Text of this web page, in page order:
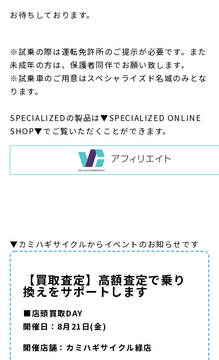
お待ちしております。
※試乗の際は運転免許所のご提示が必要です。また
未成年の方は、保護者同伴でお願い致します。
※試乗車のご用意はスペシャライズド名城のみとな
ります。
SPECIALIZEDの製品は▼SPECIALIZED ONLINE
SHOP▼でご覧いただくことができます。
▼カミハギサイクルからイベントのお知らせです
【買取査定】高額査定で乗り
換えをサポートします
■店頭買取DAY
開催日：8月21日(金)
開催店舗：カミハギサイクル緑店